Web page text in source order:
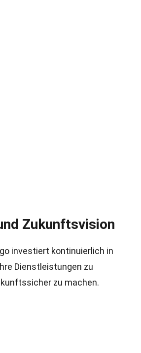
Zukunftsvision
investiert kontinuierlich in
Dienstleistungen zu
zu machen.